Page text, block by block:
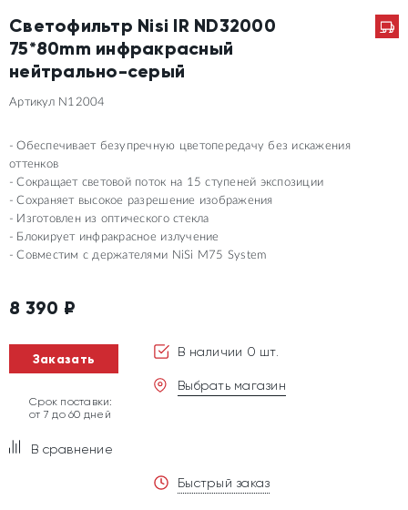
Светофильтр Nisi IR ND32000
75*80mm инфракрасный
нейтрально-серый
Артикул N12004
Обеспечивает безупречную цветопередачу без искажения
оттенков
Сокращает световой поток на 15 ступеней экспозиции
Сохраняет высокое разрешение изображения
Изготовлен из оптического стекла
Блокирует инфракрасное излучение
Совместим с держателями NiSi M75 System
8 390 ₽
Заказать
Срок поставки:
от 7 до 60 дней
В сравнение
В наличии 0 шт.
Выбрать магазин
Быстрый заказ